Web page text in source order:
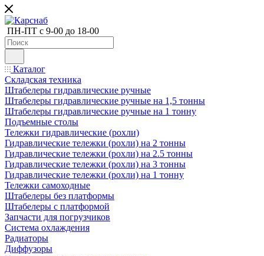
ПН-ПТ с 9-00 до 18-00
Каталог
Складская техника
Штабелеры гидравлические ручные
Штабелеры гидравлические ручные на 1,5 тонны
Штабелеры гидравлические ручные на 1 тонну
Подъемные столы
Тележки гидравлические (рохли)
Гидравлические тележки (рохли) на 2 тонны
Гидравлические тележки (рохли) на 2.5 тонны
Гидравлические тележки (рохли) на 3 тонны
Гидравлические тележки (рохли) на 1 тонну
Тележки самоходные
Штабелеры без платформы
Штабелеры с платформой
Запчасти для погрузчиков
Система охлаждения
Радиаторы
Диффузоры